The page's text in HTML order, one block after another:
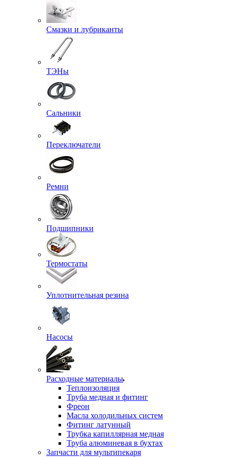
Смазки и лубриканты
ТЭНы
Сальники
Переключатели
Ремни
Подшипники
Термостаты
Уплотнительная резина
Насосы
Расходные материалы
Теплоизоляция
Труба медная и фитинг
Фреон
Масла холодильных систем
Фитинг латунный
Трубка капиллярная медная
Труба алюминевая в бухтах
Запчасти для мультипекаря